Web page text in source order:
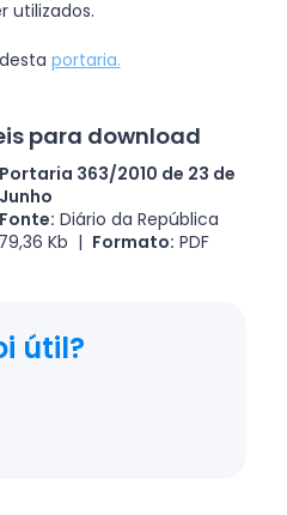
utilizados.
portaria.
para download
Portaria 363/2010 de 23 de
Junho
Fonte: Diário da República
Kb | Formato: PDF
útil?